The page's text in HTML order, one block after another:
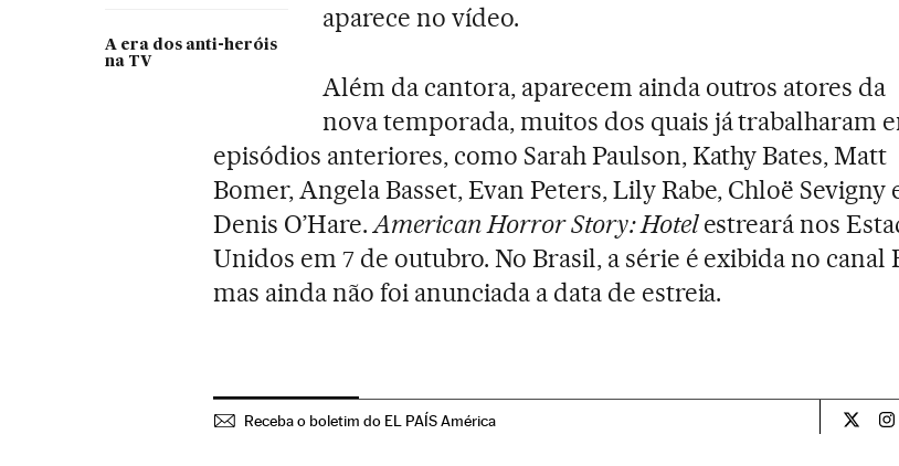
A era dos anti-heróis
na TV
aparece no vídeo.
Além da cantora, aparecem ainda outros atores da
nova temporada, muitos dos quais já trabalharam
episódios anteriores, como Sarah Paulson, Kathy Bates, Matt
Bomer, Angela Basset, Evan Peters, Lily Rabe, Chloë Sevigny
Denis O’Hare.American Horror Story: Hotelestreará nos
Unidos em 7 de outubro. No Brasil, a série é exibida no canal
mas ainda não foi anunciada a data de estreia.
Receba o boletim do EL PAÍS América